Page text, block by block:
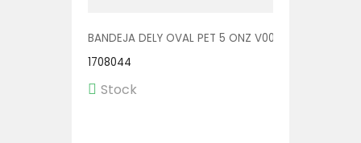
BANDEJA DELY OVAL PET 5 ONZ V00510/AP 1/600
1708044
Stock